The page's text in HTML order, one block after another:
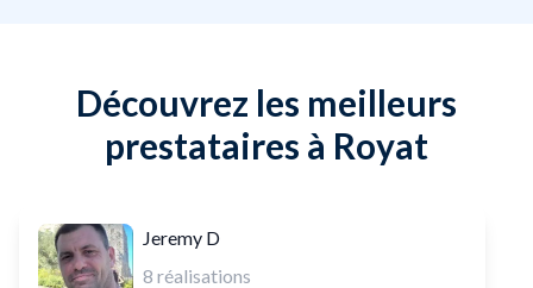
Découvrez les meilleurs
prestataires à Royat
Jeremy D
8 réalisations